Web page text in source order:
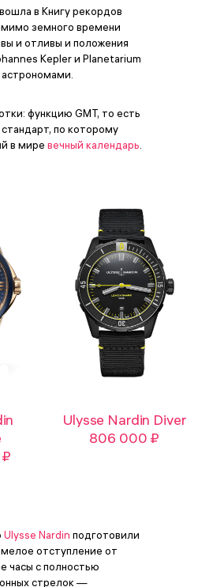
в Книгу рекордов
земного времени
и отливы и положения
Kepler и Planetarium
функцию GMT, то есть
по которому
в миревечный календарь.
Ulysse Nardin Diver
806 000 ₽
Ulysse Nardin подготовили
отступление от
часы с полностью
стрелок —